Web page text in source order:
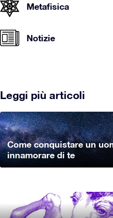
Metafisica
Notizie
Leggi più articoli
Come conquistare un
innamorare di te